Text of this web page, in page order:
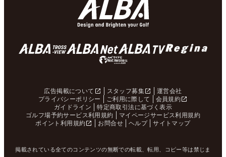
広告掲載について スタッフ募集
運営会社
プライバシーポリシー
ご利用に際して
会員規約
ガイドライン
特定商取引法に基づく表示
ゴルフ場予約サービス利用規約
マイページサービス利用規約
ポイント利用規約
お問合せ ヘルプ サイトマップ
掲載されている全てのコンテンツの無断での転載、転用、コピー等は禁じま